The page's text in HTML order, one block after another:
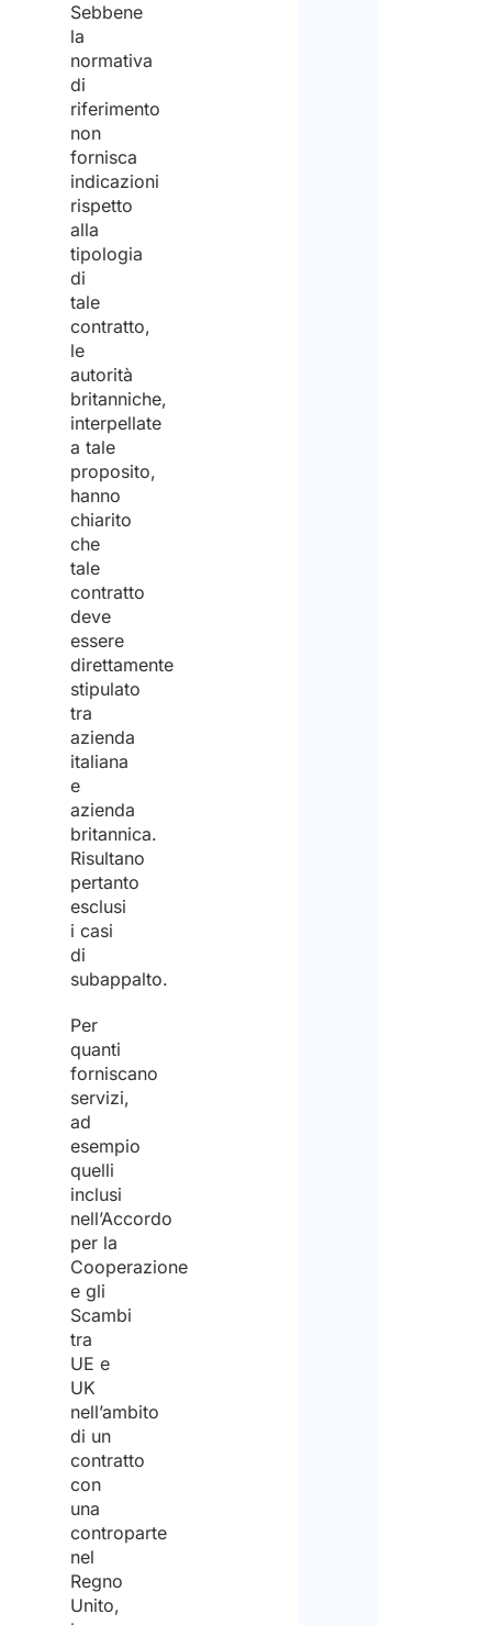
Sebbene
la
normativa
di
riferimento
non
fornisca
indicazioni
rispetto
alla
tipologia
di
tale
contratto,
le
autorità
britanniche,
interpellate
a tale
proposito,
hanno
chiarito
che
tale
contratto
deve
essere
direttamente
stipulato
tra
azienda
italiana
e
azienda
britannica.
Risultano
pertanto
esclusi
i casi
di
subappalto.
Per
quanti
forniscano
servizi,
ad
esempio
quelli
inclusi
nell’Accordo
per la
Cooperazione
e gli
Scambi
tra
UE e
UK
nell’ambito
di un
contratto
con
una
controparte
nel
Regno
Unito,